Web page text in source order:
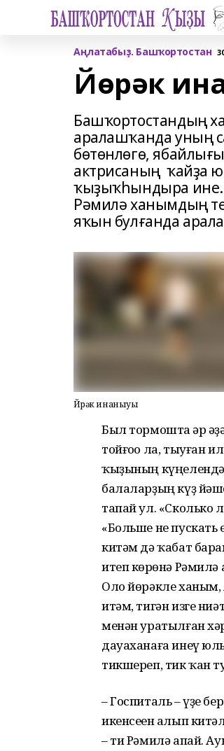
Аңлатабыҙ. Башҡортостан
Йөрәк
Башҡортостандың
аралашҡанда уның
бөтөнлөгө,
актрисаның ҡайҙа
ҡыҙыҡһындыра ине.
Рәмилә ханымдың
яҡын булғанда
Йөрәк инаныуы
Был тормошта һәр
тойғоһо ла, тыуған
ҡыҙының күңелендә
балаларҙың күҙ
тапай ул. «Сколько
«Больше не пускать
китәм дә ҡабат
итеп көрһөнә
Оло йөрәк­ле ханым,
итәм, тигән изге
менән уратылған
дауаханаға инеү
тикшереп, тик ҡан
– Госпиталь – үҙе
икенсеһен алып
– ти Рәмилә апай.